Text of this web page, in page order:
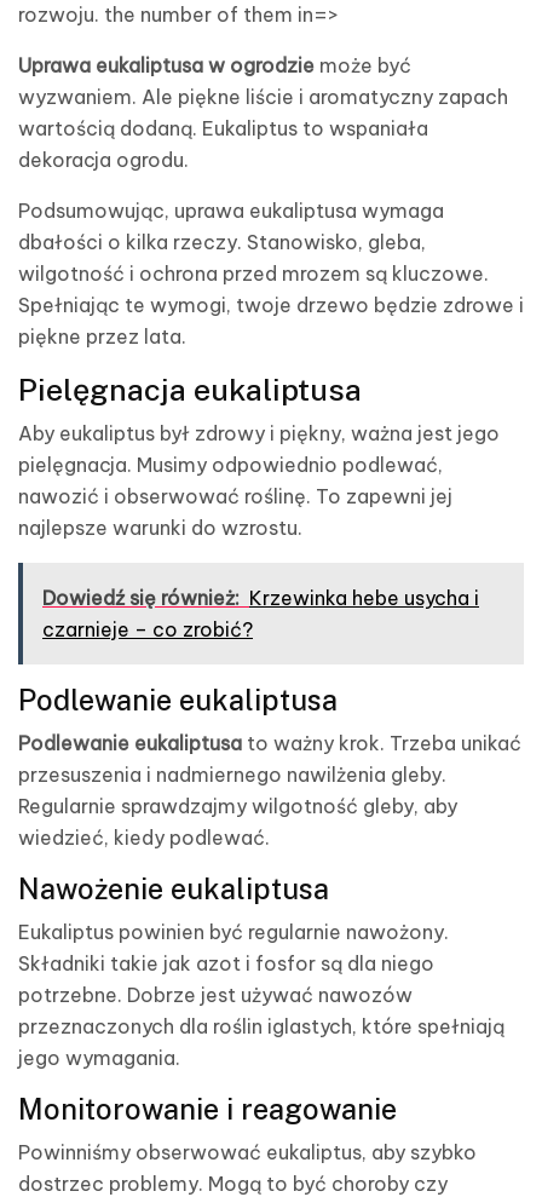
rozwoju. the number of them in=>
Uprawa eukaliptusa w ogrodzie może być
wyzwaniem. Ale piękne liście i aromatyczny zapach
wartością dodaną. Eukaliptus to wspaniała
dekoracja ogrodu.
Podsumowując, uprawa eukaliptusa wymaga
dbałości o kilka rzeczy. Stanowisko, gleba,
wilgotność i ochrona przed mrozem są kluczowe.
Spełniając te wymogi, twoje drzewo będzie zdrowe i
piękne przez lata.
Pielęgnacja eukaliptusa
Aby eukaliptus był zdrowy i piękny, ważna jest jego
pielęgnacja. Musimy odpowiednio podlewać,
nawozić i obserwować roślinę. To zapewni jej
najlepsze warunki do wzrostu.
Dowiedź się również: Krzewinka hebe usycha i
czarnieje – co zrobić?
Podlewanie eukaliptusa
Podlewanie eukaliptusa to ważny krok. Trzeba unikać
przesuszenia i nadmiernego nawilżenia gleby.
Regularnie sprawdzajmy wilgotność gleby, aby
wiedzieć, kiedy podlewać.
Nawożenie eukaliptusa
Eukaliptus powinien być regularnie nawożony.
Składniki takie jak azot i fosfor są dla niego
potrzebne. Dobrze jest używać nawozów
przeznaczonych dla roślin iglastych, które spełniają
jego wymagania.
Monitorowanie i reagowanie
Powinniśmy obserwować eukaliptus, aby szybko
dostrzec problemy. Mogą to być choroby czy